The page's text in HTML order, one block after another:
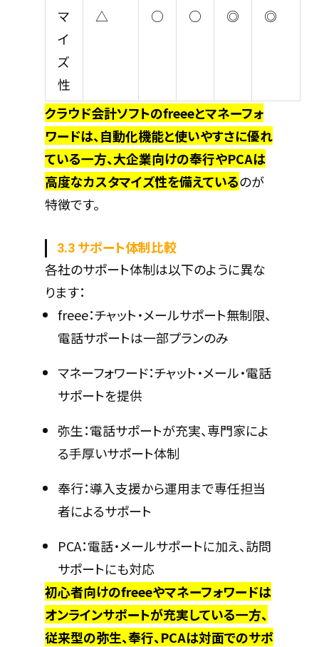
マ
イ
ズ
性
△ ○ ○ ◎ ◎
クラウド会計ソフトのfreeeとマネーフォ
ワードは、自動化機能と使いやすさに優れ
ている一方、大企業向けの奉行やPCAは
高度なカスタマイズ性を備えているのが
特徴です。
3.3 サポート体制比較
各社のサポート体制は以下のように異な
ります：
freee：チャット・メールサポート無制限、
電話サポートは一部プランのみ
マネーフォワード：チャット・メール・電話
サポートを提供
弥生：電話サポートが充実、専門家によ
る手厚いサポート体制
奉行：導入支援から運用まで専任担当
者によるサポート
PCA：電話・メールサポートに加え、訪問
サポートにも対応
初心者向けのfreeeやマネーフォワードは
オンラインサポートが充実している一方、
従来型の弥生、奉行、PCAは対面でのサポ